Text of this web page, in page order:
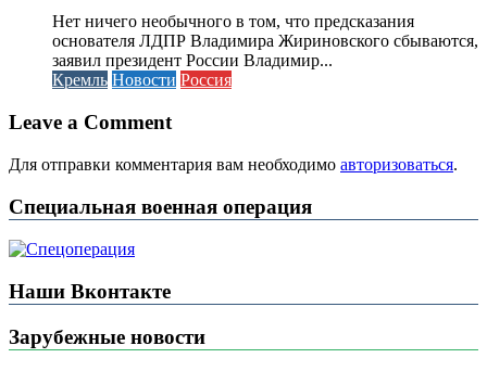
Нет ничего необычного в том, что предсказания
основателя ЛДПР Владимира Жириновского сбываются,
заявил президент России Владимир...
Кремль Новости Россия
Leave a Comment
Для отправки комментария вам необходимо авторизоваться.
Специальная военная операция
Наши Вконтакте
Зарубежные новости